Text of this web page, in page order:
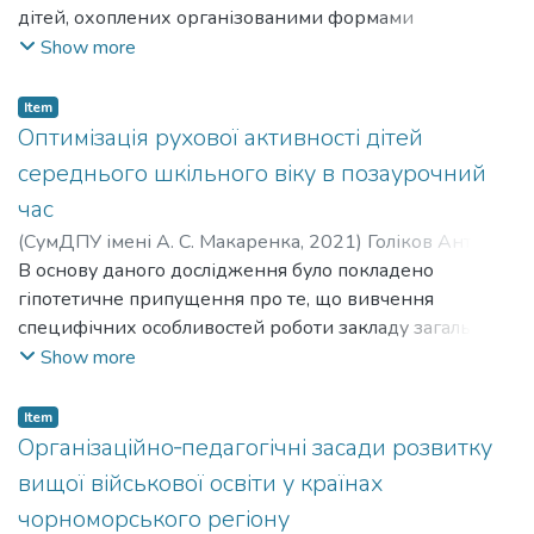
рекомендації щодо оформлення звітної документації
та пояснення до її упорядкування.
методичний комплекс, який розрахований на
студентів, магістрантів, вчителів фізичної культури,
викладачів ВНЗ, методистів.
дітей, охоплених організованими формами
відпочинку та оздоровлення, зокрема дітей-сиріт та
інвалідів, дітей, які постраждали внаслідок катастрофи
на Чорнобильській АЕС, дітей з багатодітних та
малозабезпечених сімей.
Show more
Item
Оптимізація рухової активності дітей
середнього шкільного віку в позаурочний
час
(СумДПУ імені А. С. Макаренка, 2021) Голіков Антон
Сергійович;Holikov Anton Serhiiovych;Рибалко Петро
Федорович; Rybalko Petro Fedorovych
В основу даного дослідження було покладено
гіпотетичне припущення про те, що вивчення
специфічних особливостей роботи закладу загальної
середньої освіти в позаурочний час у сучасних умовах
організаційно-методичних механізмів, які зможуть
забезпечити підвищення оздоровчої ефективності
фізичного виховання за рахунок розподілу дітей по
групах з врахуванням їхнього фізичного стану,
проведення спеціально організованих видів
Show more
Item
Організаційно‐педагогічні засади розвитку
вищої військової освіти у країнах
чорноморського регіону